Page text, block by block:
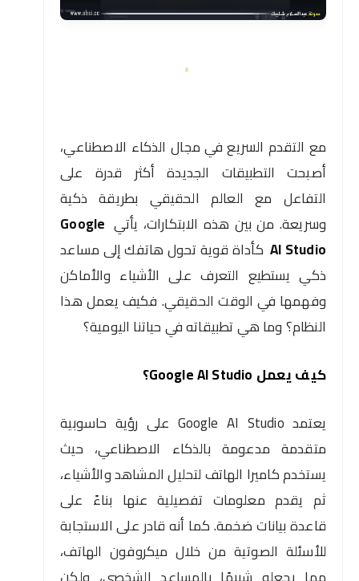
مع التقدم السريع في مجال الذكاء الاصطناعي،
أصبحت التطبيقات الجديدة أكثر قدرة على
التفاعل مع العالم الحقيقي بطريقة ذكية
وسريعة. من بين هذه الابتكارات، يأتي Google
AI Studio كأداة قوية تحول هاتفك إلى مساعد
ذكي يستطيع التعرف على الأشياء والأماكن
وفهمها في الوقت الحقيقي. فكيف يعمل هذا
النظام؟ وما هي تطبيقاته في حياتنا اليومية؟
كيف يعمل Google AI Studio؟
يعتمد Google AI Studio على رؤية حاسوبية
متقدمة مدعومة بالذكاء الاصطناعي، حيث
يستخدم كاميرا الهاتف لتحليل المشاهد والأشياء،
ثم يقدم معلومات تفصيلية عنها بناءً على
قاعدة بيانات ضخمة. كما أنه قادر على الاستجابة
للأسئلة الصوتية من خلال ميكروفون الهاتف،